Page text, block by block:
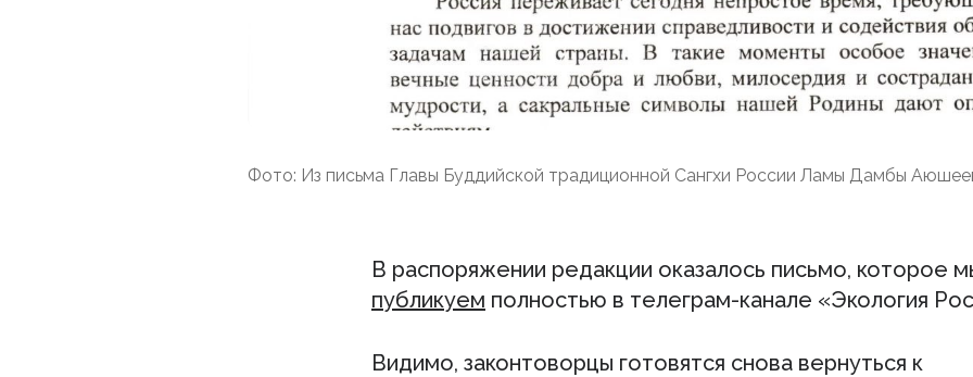
Фото: Из письма Главы Буддийской традиционной Сангхи России Ламы Дамбы
В распоряжении редакции оказалось письмо, которое
публикуем полностью в телеграм-канале «Экология
Видимо, законтоворцы готовятся снова вернуться к